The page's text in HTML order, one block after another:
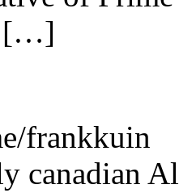
[…]
frankkuin
canadian